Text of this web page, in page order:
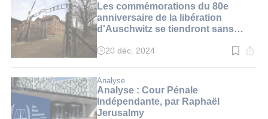
2
min.
Les commémorations du 80e
anniversaire de la libération
d'Auschwitz se tiendront sans
soit arrêté
Temps
:
3
min.
20 déc. 2024
Analyse
Analyse : Cour Pénale
Indépendante, par Raphaël
Jerusalmy